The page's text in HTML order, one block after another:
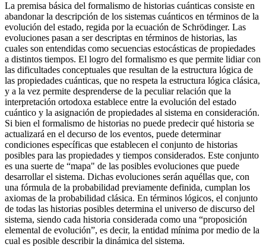
La premisa básica del formalismo de historias cuánticas consiste en
abandonar la descripción de los sistemas cuánticos en términos de la
evolución del estado, regida por la ecuación de Schrödinger. Las
evoluciones pasan a ser descriptas en términos de historias, las
cuales son entendidas como secuencias estocásticas de propiedades
a distintos tiempos. El logro del formalismo es que permite lidiar con
las dificultades conceptuales que resultan de la estructura lógica de
las propiedades cuánticas, que no respeta la estructura lógica clásica,
y a la vez permite desprenderse de la peculiar relación que la
interpretación ortodoxa establece entre la evolución del estado
cuántico y la asignación de propiedades al sistema en consideración.
Si bien el formalismo de historias no puede predecir qué historia se
actualizará en el decurso de los eventos, puede determinar
condiciones específicas que establecen el conjunto de historias
posibles para las propiedades y tiempos considerados. Este conjunto
es una suerte de “mapa" de las posibles evoluciones que puede
desarrollar el sistema. Dichas evoluciones serán aquéllas que, con
una fórmula de la probabilidad previamente definida, cumplan los
axiomas de la probabilidad clásica. En términos lógicos, el conjunto
de todas las historias posibles determina el universo de discurso del
sistema, siendo cada historia considerada como una “proposición
elemental de evolución”, es decir, la entidad mínima por medio de la
cual es posible describir la dinámica del sistema.